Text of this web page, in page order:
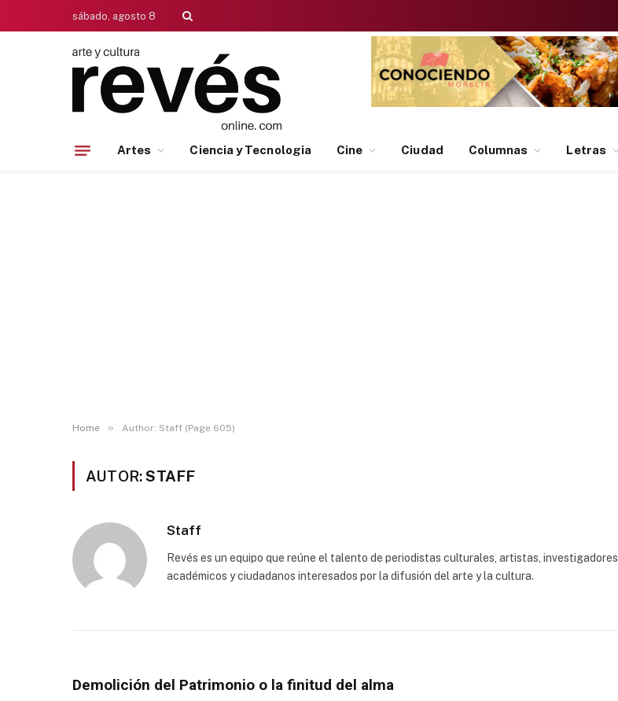
sábado, agosto 8
Artes Ciencia y Tecnologia Cine Ciudad Columnas Letras
Home » Author: Staff (Page 605)
AUTOR:STAFF
Staff
Revés es un equipo que reúne el talento de periodistas culturales, artistas, investigadores,
académicos y ciudadanos interesados por la difusión del arte y la cultura.
Demolición del Patrimonio o la finitud del alma